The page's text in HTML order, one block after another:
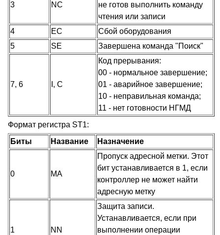
3 NC
не готов выполнить команду
чтения или записи
4
EC
Сбой оборудования
5
SE Завершена команда "Поиск"
7, 6 I, C
Код прерывания:
00 - нормальное завершение;
01 - аварийное завершение;
10 - неправильная команда;
11 - нет готовности НГМД
Формат регистра ST1:
Биты
Название Назначение
0 MA
Пропуск адресной метки. Этот
бит устанавливается в 1, если
контроллер не может найти
адресную метку
1 NN
Защита записи.
Устанавливается, если при
выполнении операции